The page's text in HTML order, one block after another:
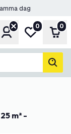
dag
KontoMin0 0
sök